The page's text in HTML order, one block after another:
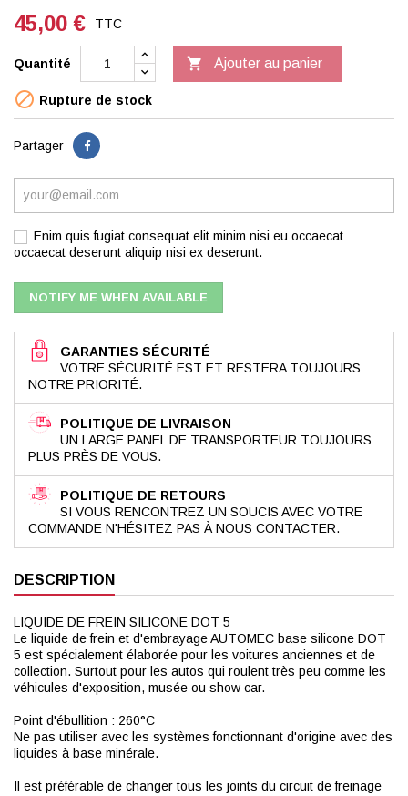
45,00 € TTC
Quantité  Ajouter au panier
 Rupture de stock
Partager
Enim quis fugiat consequat elit minim nisi eu occaecat
occaecat deserunt aliquip nisi ex deserunt.
NOTIFY ME WHEN AVAILABLE
GARANTIES SÉCURITÉ
VOTRE SÉCURITÉ EST ET RESTERA TOUJOURS
NOTRE PRIORITÉ.
POLITIQUE DE LIVRAISON
UN LARGE PANEL DE TRANSPORTEUR TOUJOURS
PLUS PRÈS DE VOUS.
POLITIQUE DE RETOURS
SI VOUS RENCONTREZ UN SOUCIS AVEC VOTRE
COMMANDE N'HÉSITEZ PAS À NOUS CONTACTER.
DESCRIPTION
LIQUIDE DE FREIN SILICONE DOT 5
Le liquide de frein et d'embrayage AUTOMEC base silicone DOT
5 est spécialement élaborée pour les voitures anciennes et de
collection. Surtout pour les autos qui roulent très peu comme les
véhicules d'exposition, musée ou show car.
Point d'ébullition : 260°C
Ne pas utiliser avec les systèmes fonctionnant d'origine avec des
liquides à base minérale.
Il est préférable de changer tous les joints du circuit de freinage